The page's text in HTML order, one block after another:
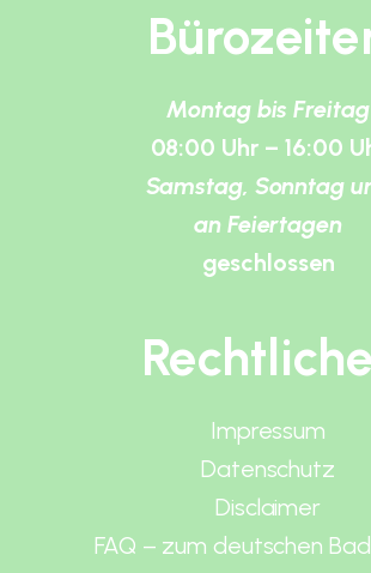
Montag bis Freitag
08:00 Uhr – 16:00
Samstag, Sonntag
an Feiertagen
geschlossen
Impressum
Datenschutz
Disclaimer
FAQ – zum deutschen